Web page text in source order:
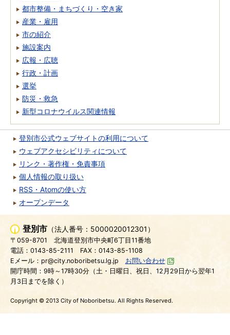
都市整備・まちづくり・空き家
産業・雇用
市の紹介
施設案内
広報・広聴
行政・計画
選挙
防災・救急
新型コロナウイルス関連情報
登別市公式ウェブサイトの利用について
ウェブアクセシビリティについて
リンク・著作権・免責事項
個人情報の取り扱い
RSS・Atomの使い方
オープンデータ
登別市 （法人番号：5000020012301）
〒059-8701
北海道登別市中央町6丁目11番地
電話：0143-85-2111
FAX：0143-85-1108
Eメール：pr@city.noboribetsu.lg.jp
お問い合わせ
開庁時間：9時～17時30分（土・日曜日、祝日、12月29日から翌年1
月3日までを除く）
Copyright © 2013 City of Noboribetsu. All Rights Reserved.